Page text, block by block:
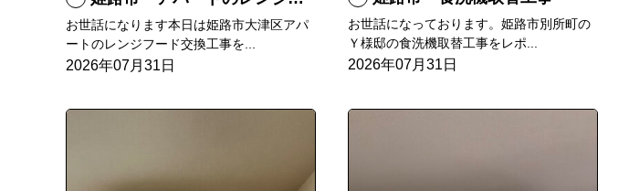
お世話になります本日は姫路市大津区アパ
ートのレンジフード交換工事を...
2026年07月31日
お世話になっております。姫路市別所町の
Ｙ様邸の食洗機取替工事をレポ...
2026年07月31日